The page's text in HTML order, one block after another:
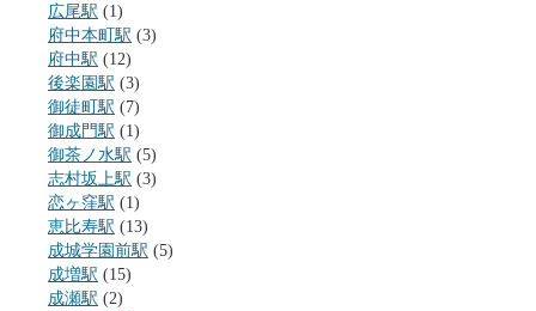
広尾駅 (1)
府中本町駅 (3)
府中駅 (12)
後楽園駅 (3)
御徒町駅 (7)
御成門駅 (1)
御茶ノ水駅 (5)
志村坂上駅 (3)
恋ヶ窪駅 (1)
恵比寿駅 (13)
成城学園前駅 (5)
成増駅 (15)
成瀬駅 (2)